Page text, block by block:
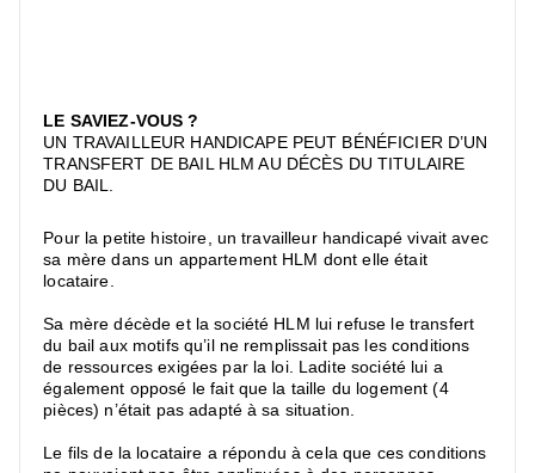
LE SAVIEZ-VOUS ?
UN TRAVAILLEUR HANDICAPE PEUT BÉNÉFICIER D’UN
TRANSFERT DE BAIL HLM AU DÉCÈS DU TITULAIRE
DU BAIL.
Pour la petite histoire, un travailleur handicapé vivait avec
sa mère dans un appartement HLM dont elle était
locataire.
Sa mère décède et la société HLM lui refuse le transfert
du bail aux motifs qu’il ne remplissait pas les conditions
de ressources exigées par la loi. Ladite société lui a
également opposé le fait que la taille du logement (4
pièces) n’était pas adapté à sa situation.
Le fils de la locataire a répondu à cela que ces conditions